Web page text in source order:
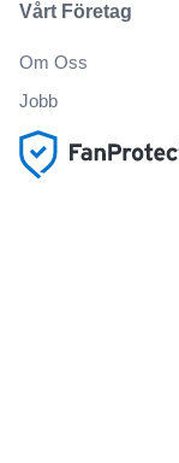
Vårt Företag
Om Oss
Jobb